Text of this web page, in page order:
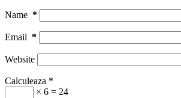
Name *
Email *
Website
Calculeaza *
× 6 = 24